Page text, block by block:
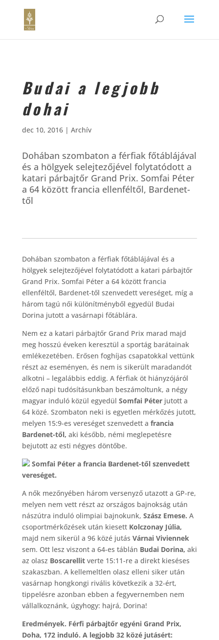
Budai a legjobb
dohai
dec 10, 2016| Archív
Dohában szombaton a férfiak főtáblájával
és a hölgyek selejtezőjével folytatódott a
katari párbajtőr Grand Prix. Somfai Péter
a 64 között francia ellenféltől, Bardenet-
től
Dohában szombaton a férfiak főtáblájával és a
hölgyek selejtezőjével folytatódott a katari párbajtőr
Grand Prix. Somfai Péter a 64 között francia
ellenféltől, Bardenet-től szenvedett vereséget, míg a
három tagú női különítményből egyedül Budai
Dorina jutott a vasárnapi főtáblára.
Nem ez a katari párbajtőr Grand Prix marad majd
meg hosszú éveken keresztül a sportág barátainak
emlékezetében. Erősen foghíjas csapatokkal vettünk
részt az eseményen, és nem is sikerült maradandót
alkotni – legalábbis eddig. A férfiak öt hiányzójáról
előző napi tudósításunkban beszámoltunk, a négy
magyar induló közül egyedül Somfai Péterjutott a
64 közé. Szombaton neki is egyetlen mérkőzés jutott,
melyen 15:9-es vereséget szenvedett a francia
Bardenet-től, aki később, némi meglepetésre
bejutott az esti négyes döntőbe.
Somfai Péter a francia Bardenet-től szenvedett
vereséget.
A nők mezőnyében három versenyző utazott a GP-re,
melyen nem vett részt az országos bajnokság után
nászútra induló olimpiai bajnokunk, Szász Emese. A
csoportmérkőzések után kiesett Kolczonay Júlia,
majd nem sikerül a 96 közé jutás Várnai Viviennek
sem. Ott lesz viszont a 64-es táblán Budai Dorina, aki
az olasz Boscarellitverte 15:11-re a direkt kieséses
szakaszban. A kellemeltlen olasz elleni siker után
vasárnap hongkongi rivális következik a 32-ért,
tippelésre azonban ebben a fegyvernemben nem
vállalkoznánk, úgyhogy: hajrá, Dorina!
Eredmények. Férfi párbajtőr egyéni Grand Prix,
Doha, 172 induló. A legjobb 32 közé jutásért: